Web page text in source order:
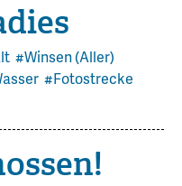
#Winsen (Aller)
#Fotostrecke